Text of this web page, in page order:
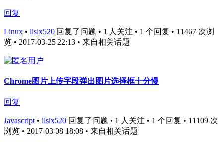
回复
Linux • llslx520 回复了问题 • 1 人关注 • 1 个回复 • 11467 次浏
览 • 2017-03-25 22:13 • 来自相关话题
Chrome图片上传字段弹出图片选择框十分慢
回复
Javascript• llslx520 回复了问题 • 1 人关注 • 1 个回复 • 11109 次
浏览 • 2017-03-08 18:08 • 来自相关话题